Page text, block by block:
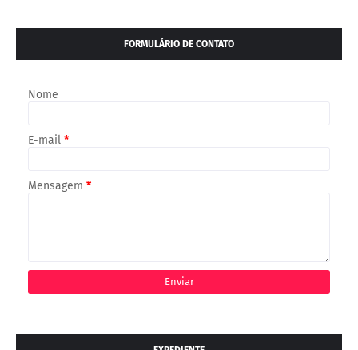
FORMULÁRIO DE CONTATO
Nome
E-mail *
Mensagem *